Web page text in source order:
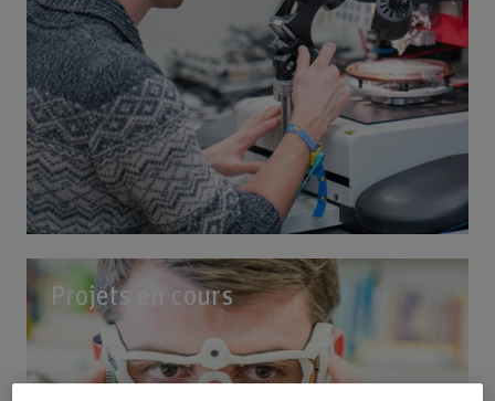
Projets en cours